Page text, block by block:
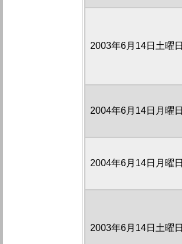
2003年6月14日土曜日
2004年6月14日月曜日
2004年6月14日月曜日
2003年6月14日土曜日